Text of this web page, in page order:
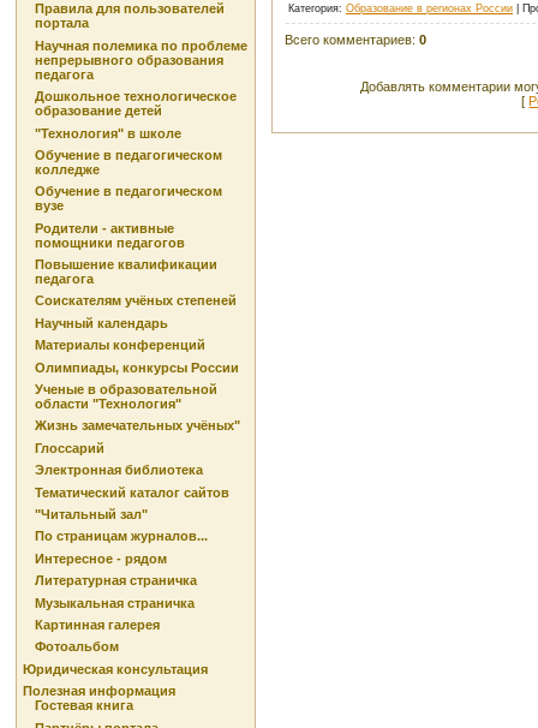
Правила для пользователей
портала
Научная полемика по проблеме
непрерывного образования
педагога
Дошкольное технологическое
образование детей
"Технология" в школе
Обучение в педагогическом
колледже
Обучение в педагогическом
вузе
Родители - активные
помощники педагогов
Повышение квалификации
педагога
Соискателям учёных степеней
Научный календарь
Материалы конференций
Олимпиады, конкурсы России
Ученые в образовательной
области "Технология"
Жизнь замечательных учёных"
Глоссарий
Электронная библиотека
Тематический каталог сайтов
"Читальный зал"
По страницам журналов...
Интересное - рядом
Литературная страничка
Музыкальная страничка
Картинная галерея
Фотоальбом
Юридическая консультация
Полезная информация
Гостевая книга
Категория: Образование в регионах России
Всего комментариев: 0
Добавлять комментарии
[